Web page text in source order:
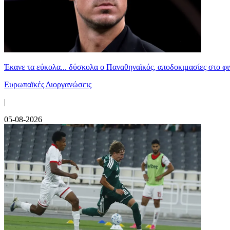
Έκανε τα εύκολα... δύσκολα ο Παναθηναϊκός, αποδοκιμασίες στο
Ευρωπαϊκές Διοργανώσεις
|
05-08-2026